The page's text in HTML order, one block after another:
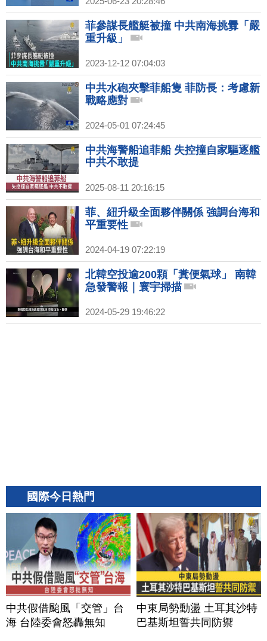
菲參謀長艦艇被撞 中共南海挑釁「嚴
重升級」
2023-12-12 07:04:03
中共水砲夾擊菲船隻 菲防長：考慮新
戰略應對
2024-05-01 07:24:45
中共海警船追菲船 失控撞自家驅逐艦
中共不敢提
2025-08-11 20:16:15
菲、紐升級全面夥伴關係 強調台海和
平重要性
2024-04-19 07:22:19
北韓空投逾200顆「糞便氣球」 南韓
急發警報｜寰宇掃描
2024-05-29 19:46:22
國際今日熱門
中共假借颱風「交管」台
海 台陸委會怒轟無知
中東局勢動盪 土耳其沙特
巴基斯坦誓共同防禦